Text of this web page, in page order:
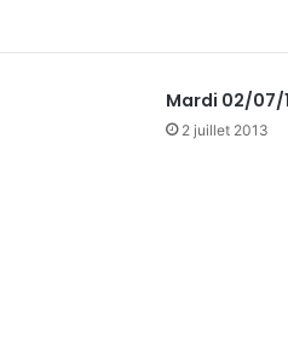
Mardi 02/07/
2 juillet 2013